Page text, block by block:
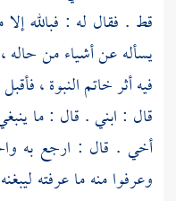
قط . فقال له : فبالله
يسأله عن أشياء من حاله
فيه أثر خاتم النبوة ،
قال : ابني . قال : ما
أخي . قال : ارجع به
وعرفوا منه ما عرفته